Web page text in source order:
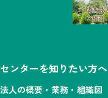
情報提供 2026.01.05
センターを知りたい方へ
法人の概要・業務・組織図